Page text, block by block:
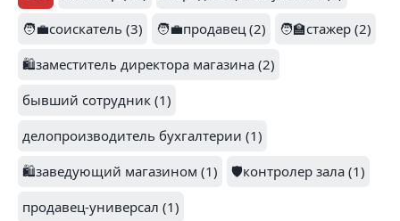
🧑‍💼соискатель (3)
🧑‍💼продавец (2)
🧑‍🏫стажер (2)
🛍️заместитель директора магазина (2)
бывший сотрудник (1)
делопроизводитель бухгалтерии (1)
🛍️заведующий магазином (1)
🛡️контролер зала (1)
продавец-универсал (1)